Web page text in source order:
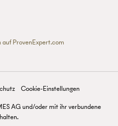
ProvenExpert.com
Cookie-Einstellungen
AG und/oder mit ihr verbundene